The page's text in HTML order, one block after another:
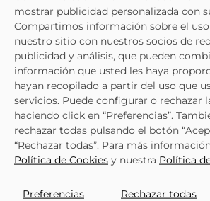
Ficha Técnica
Composición y cuidados
TE PUEDE INTERESAR
mostrar publicidad personalizada con
Compartimos información sobre el uso
nuestro sitio con nuestros socios de
publicidad y análisis, que pueden
información que usted les haya
hayan recopilado a partir del uso que
servicios. Puede configurar o rechazar
haciendo click en “Preferencias”.
rechazar todas pulsando el botón
“Rechazar todas”. Para más
Política de Cookies y nuestra Política
Preferencias Rechazar todas